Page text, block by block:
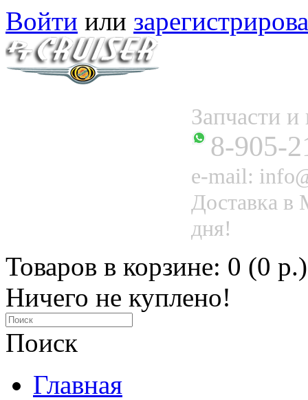
Войти или
Запчасти
8-905-
e-mail:
Доставка в
дня!
Товаров в корзине: 0 (0 р.)
Ничего не куплено!
Поиск
Главная